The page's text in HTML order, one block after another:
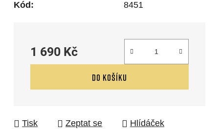
Kód:
8451
1 690 Kč
Měrná cena:
DO KOŠÍKU
Tisk Zeptat se
Hlídáček